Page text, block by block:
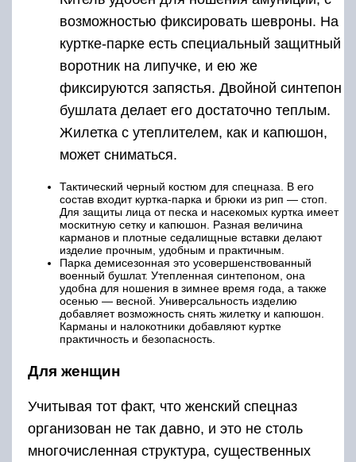
возможностью фиксировать шевроны. На
куртке-парке есть специальный защитный
воротник на липучке, и ею же
фиксируются запястья. Двойной синтепон
бушлата делает его достаточно теплым.
Жилетка с утеплителем, как и капюшон,
может сниматься.
Тактический черный костюм для спецназа. В его
состав входит куртка-парка и брюки из рип — стоп.
Для защиты лица от песка и насекомых куртка имеет
москитную сетку и капюшон. Разная величина
карманов и плотные седалищные вставки делают
изделие прочным, удобным и практичным.
Парка демисезонная это усовершенствованный
военный бушлат. Утепленная синтепоном, она
удобна для ношения в зимнее время года, а также
осенью — весной. Универсальность изделию
добавляет возможность снять жилетку и капюшон.
Карманы и налокотники добавляют куртке
практичность и безопасность.
Для женщин
Учитывая тот факт, что женский спецназ
организован не так давно, и это не столь
многочисленная структура, существенных